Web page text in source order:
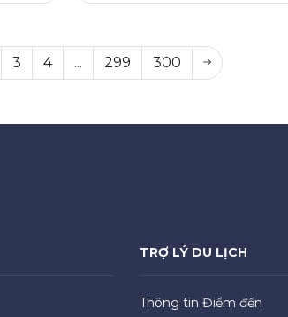
3 4 ... 299 300
TRỢ LÝ DU LỊCH
Thông tin Điểm đến